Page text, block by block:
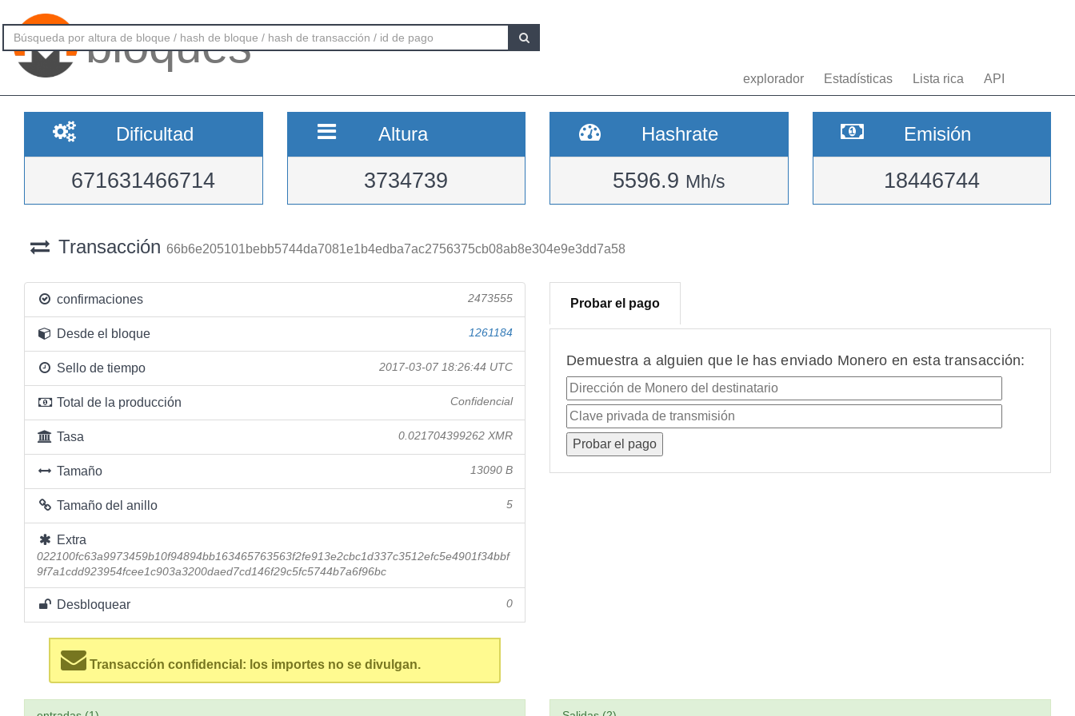
bloques
explorador Estadísticas Lista rica API
Dificultad
671631466714
Altura
3734739
Hashrate
5596.9 Mh/s
Emisión
18446744
Transacción 66b6e205101bebb5744da7081e1b4edba7ac2756375cb08ab8e304e9e3dd7a58
confirmaciones 2473555
Desde el bloque 1261184
Sello de tiempo 2017-03-07 18:26:44 UTC
Total de la producción Confidencial
Tasa 0.021704399262 XMR
Tamaño 13090 B
Tamaño del anillo 5
Extra
022100fc63a9973459b10f94894bb163465763563f2fe913e2cbc1d337c3512efc5e4901f34bbf
9f7a1cdd923954fcee1c903a3200daed7cd146f29c5fc5744b7a6f96bc
Desbloquear 0
Transacción confidencial: los importes no se divulgan.
Probar el pago
Demuestra a alguien que le has enviado Monero en esta transacción: